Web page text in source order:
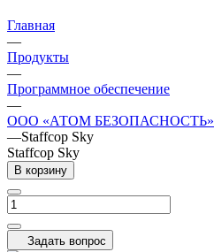
Главная
—
Продукты
—
Программное обеспечение
—
ООО «АТОМ БЕЗОПАСНОСТЬ»
—Staffcop Sky
Staffcop Sky
В корзину
Задать вопрос